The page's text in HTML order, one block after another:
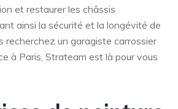
et restaurer les châssis
ainsi la sécurité et la longévité de
recherchez un garagiste carrossier
à Paris, Strateam est là pour vous